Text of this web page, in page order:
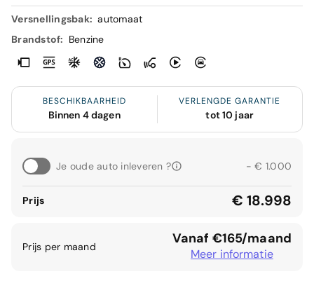
Versnellingsbak: automaat
Brandstof: Benzine
BESCHIKBAARHEID
Binnen 4 dagen
VERLENGDE GARANTIE
tot 10 jaar
Je oude auto inleveren ? - € 1.000
Prijs € 18.998
Prijs per maand Vanaf €165/maand
Meer informatie